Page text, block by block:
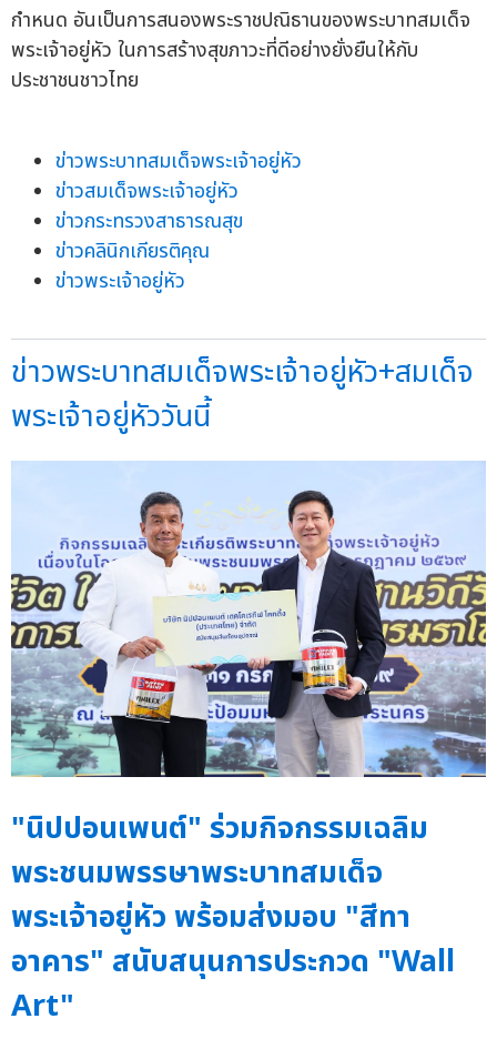
กำหนด อันเป็นการสนองพระราชปณิธานของพระบาทสมเด็จ
พระเจ้าอยู่หัว ในการสร้างสุขภาวะที่ดีอย่างยั่งยืนให้กับ
ประชาชนชาวไทย
ข่าวพระบาทสมเด็จพระเจ้าอยู่หัว
ข่าวสมเด็จพระเจ้าอยู่หัว
ข่าวกระทรวงสาธารณสุข
ข่าวคลินิกเกียรติคุณ
ข่าวพระเจ้าอยู่หัว
ข่าวพระบาทสมเด็จพระเจ้าอยู่หัว+สมเด็จ
พระเจ้าอยู่หัววันนี้
"นิปปอนเพนต์" ร่วมกิจกรรมเฉลิม
พระชนมพรรษาพระบาทสมเด็จ
พระเจ้าอยู่หัว พร้อมส่งมอบ "สีทา
อาคาร" สนับสนุนการประกวด "Wall
Art"